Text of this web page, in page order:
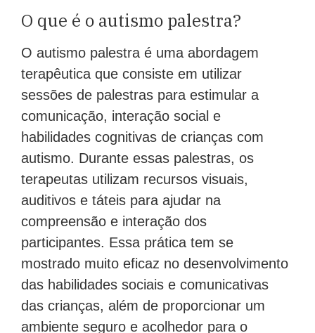
O que é o autismo palestra?
O autismo palestra é uma abordagem
terapêutica que consiste em utilizar
sessões de palestras para estimular a
comunicação, interação social e
habilidades cognitivas de crianças com
autismo. Durante essas palestras, os
terapeutas utilizam recursos visuais,
auditivos e táteis para ajudar na
compreensão e interação dos
participantes. Essa prática tem se
mostrado muito eficaz no desenvolvimento
das habilidades sociais e comunicativas
das crianças, além de proporcionar um
ambiente seguro e acolhedor para o